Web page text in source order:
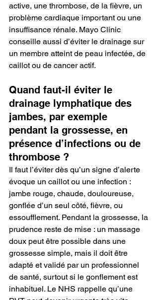
active, une thrombose, de la fièvre, un
problème cardiaque important ou une
insuffisance rénale. Mayo Clinic
conseille aussi d’éviter le drainage sur
un membre atteint de peau infectée, de
caillot ou de cancer actif.
Quand faut-il éviter le
drainage lymphatique des
jambes, par exemple
pendant la grossesse, en
présence d’infections ou de
thrombose ?
Il faut l’éviter dès qu’un signe d’alerte
évoque un caillot ou une infection :
jambe rouge, chaude, douloureuse,
gonflée d’un seul côté, fièvre, ou
essoufflement. Pendant la grossesse, la
prudence reste de mise : un massage
doux peut être possible dans une
grossesse simple, mais il doit être
adapté et validé par un professionnel
de santé, surtout si le gonflement est
inhabituel. Le NHS rappelle qu’une